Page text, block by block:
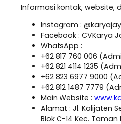
Informasi kontak, website,
Instagram :
Facebook : CVKarya
WhatsApp :
+62 817 760 006
+62 821 4114 1235
+62 823 6977 9000
+62 812 1487 7779
Main Website :
Alamat : Jl. Kalijaten
Blok C-14 Kec. Taman